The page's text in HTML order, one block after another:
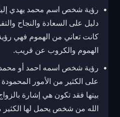
رؤية شخص اسم محمد يهدي
دليل على السعادة والنجاح
كانت تعاني من الهموم فهي
الهموم والكروب عن قريب.
رؤية شخص اسمه احمد أو محمد
على الكثير من الأمور
بيتها فقد تكون هي إشارة
الله من شخص يحمل لها الكثير